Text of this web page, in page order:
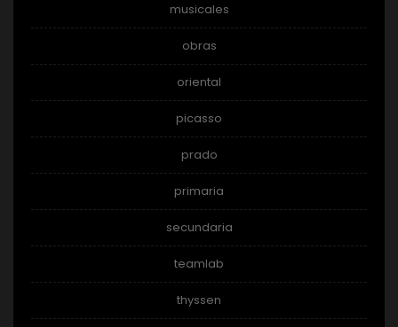
musicales
obras
oriental
picasso
prado
primaria
secundaria
teamlab
thyssen